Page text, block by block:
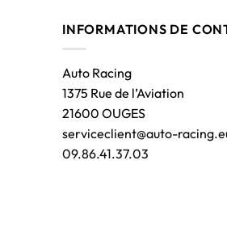
INFORMATIONS DE
Auto Racing
1375 Rue de l’Aviation
21600 OUGES
serviceclient@auto-
09.86.41.37.03